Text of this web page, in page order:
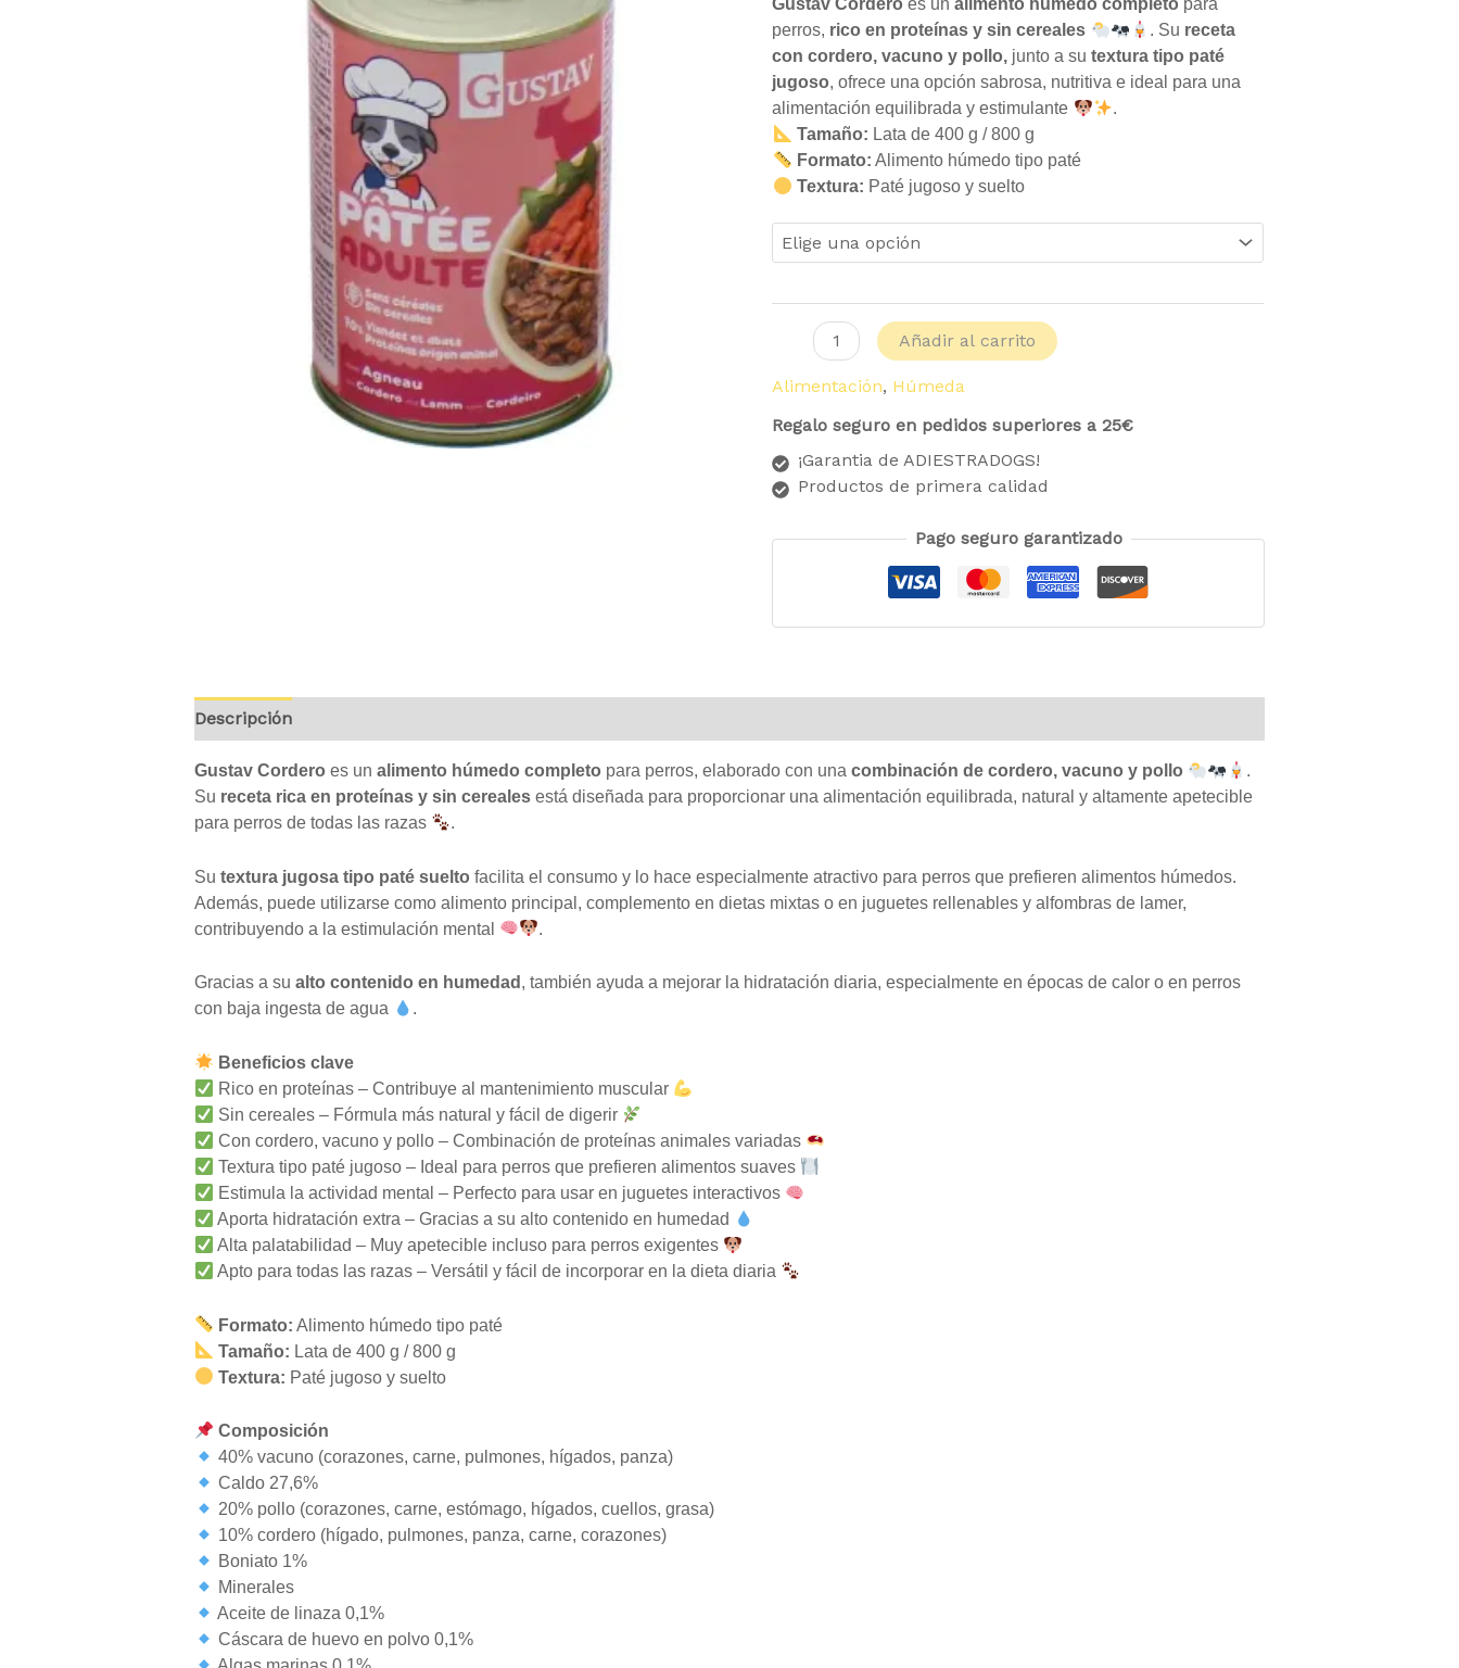
2.99 €
hasta
4.99 €
Gustav Cordero es un alimento húmedo completo para
perros, rico en proteínas y sin cereales . Su receta
con cordero, vacuno y pollo, junto a sutextura tipo paté
jugoso, ofrece una opción sabrosa, nutritiva e ideal para una
alimentación equilibrada y estimulante
.
Tamaño: Lata de 400 g / 800 g
Formato: Alimento húmedo tipo paté
Textura: Paté jugoso y suelto
Añadir al carrito
Alimentación, Húmeda
Regalo seguro en pedidos superiores a 25€
¡Garantia de ADIESTRADOGS!
Productos de primera calidad
Pago seguro garantizado
Descripción
Gustav Cordero es un alimento húmedo completo para perros, elaborado con una combinación de cordero, vacuno y pollo
.
Su receta rica en proteínas y sin cerealesestá diseñada para proporcionar una alimentación equilibrada, natural y altamente apetecible
para perros de todas las razas
.
Su textura jugosa tipo paté suelto facilita el consumo y lo hace especialmente atractivo para perros que prefieren alimentos húmedos.
Además, puede utilizarse como alimento principal, complemento en dietas mixtas o en juguetes rellenables y alfombras de lamer,
contribuyendo a la estimulación mental
.
Gracias a su alto contenido en humedad , también ayuda a mejorar la hidratación diaria, especialmente en épocas de calor o en perros
con baja ingesta de agua
.
Beneficios clave
Rico en proteínas – Contribuye al mantenimiento muscular
Sin cereales – Fórmula más natural y fácil de digerir
Con cordero, vacuno y pollo – Combinación de proteínas animales variadas
Textura tipo paté jugoso – Ideal para perros que prefieren alimentos suaves
Estimula la actividad mental – Perfecto para usar en juguetes interactivos
Aporta hidratación extra – Gracias a su alto contenido en humedad
Alta palatabilidad – Muy apetecible incluso para perros exigentes
Apto para todas las razas – Versátil y fácil de incorporar en la dieta diaria
Formato: Alimento húmedo tipo paté
Tamaño: Lata de 400 g / 800 g
Textura: Paté jugoso y suelto
Composición
40% vacuno (corazones, carne, pulmones, hígados, panza)
Caldo 27,6%
20% pollo (corazones, carne, estómago, hígados, cuellos, grasa)
10% cordero (hígado, pulmones, panza, carne, corazones)
Boniato 1%
Minerales
Aceite de linaza 0,1%
Cáscara de huevo en polvo 0,1%